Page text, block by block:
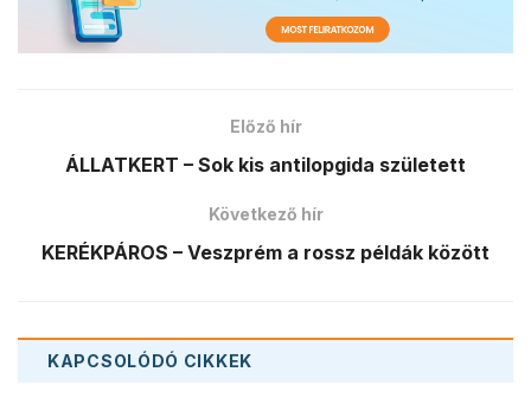
Előző hír
ÁLLATKERT – Sok kis antilopgida született
Következő hír
KERÉKPÁROS – Veszprém a rossz példák között
KAPCSOLÓDÓ CIKKEK